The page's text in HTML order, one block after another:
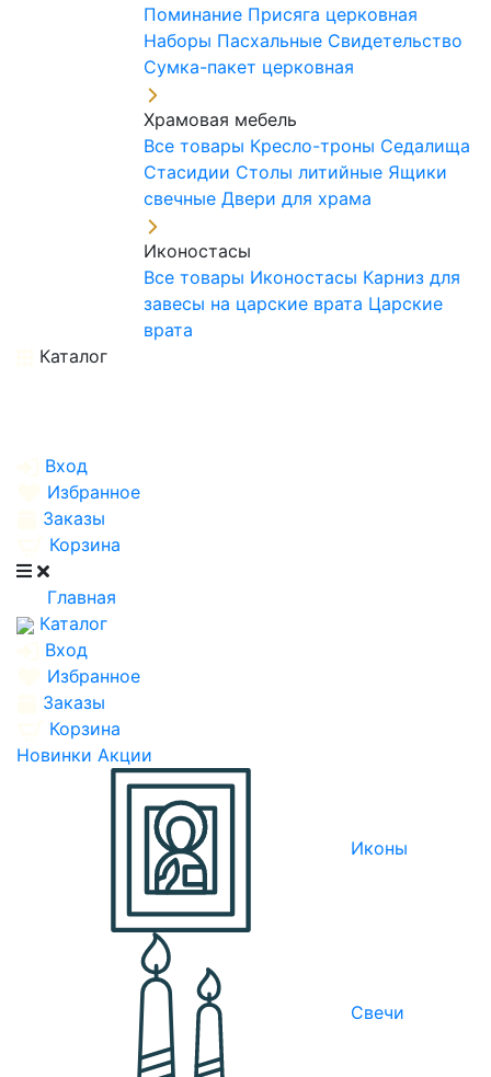
Поминание Присяга церковная
Наборы Пасхальные Свидетельство
Сумка-пакет церковная
Храмовая мебель
Все товары Кресло-троны Седалища
Стасидии Столы литийные Ящики
свечные Двери для храма
Иконостасы
Все товары Иконостасы Карниз для
завесы на царские врата Царские
врата
Каталог
Вход
Избранное
Заказы
Корзина
Главная
Каталог
Вход
Избранное
Заказы
Корзина
Новинки Акции
Иконы
Свечи